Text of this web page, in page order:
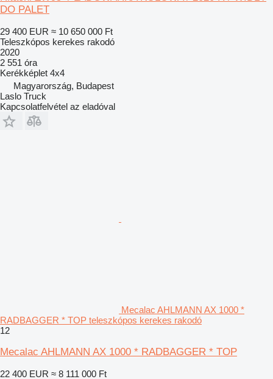
DO PALET
29 400 EUR ≈ 10 650 000 Ft
Teleszkópos kerekes rakodó
2020
2 551 óra
Kerékképlet 4x4
Magyarország, Budapest
Laslo Truck
Kapcsolatfelvétel az eladóval
Mecalac AHLMANN AX 1000 *
RADBAGGER * TOP teleszkópos kerekes rakodó
12
Mecalac AHLMANN AX 1000 * RADBAGGER * TOP
22 400 EUR ≈ 8 111 000 Ft